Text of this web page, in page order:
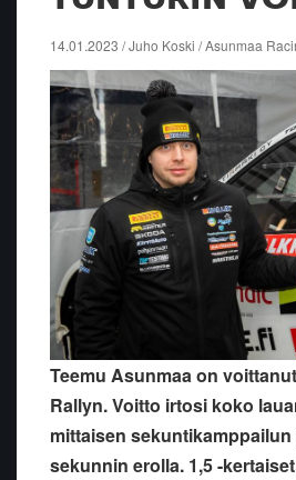
14.01.2023 / Juho Koski / Asunmaa
Teemu Asunmaa on
Rallyn. Voitto irtosi koko
mittaisen sekuntikamppailun
sekunnin erolla. 1,5 -